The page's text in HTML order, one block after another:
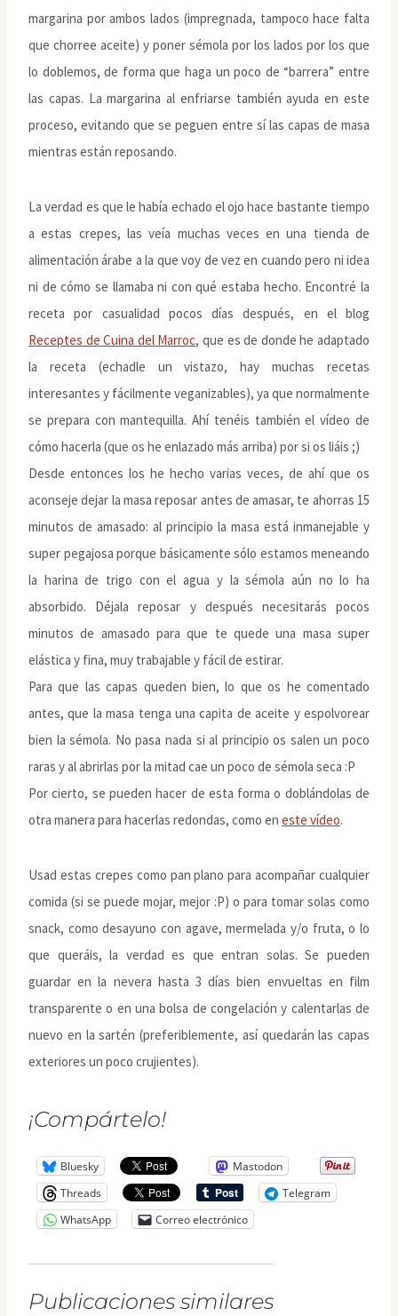
margarina por ambos lados (impregnada, tampoco hace falta
que chorree aceite) y poner sémola por los lados por los que
lo doblemos, de forma que haga un poco de “barrera” entre
las capas. La margarina al enfriarse también ayuda en este
proceso, evitando que se peguen entre sí las capas de masa
mientras están reposando.
La verdad es que le había echado el ojo hace bastante tiempo
a estas crepes, las veía muchas veces en una tienda de
alimentación árabe a la que voy de vez en cuando pero ni idea
ni de cómo se llamaba ni con qué estaba hecho. Encontré la
receta por casualidad pocos días después, en el blog
Receptes de Cuina del Marroc, que es de donde he adaptado
la receta (echadle un vistazo, hay muchas recetas
interesantes y fácilmente veganizables), ya que normalmente
se prepara con mantequilla. Ahí tenéis también el vídeo de
cómo hacerla (que os he enlazado más arriba) por si os liáis ;)
Desde entonces los he hecho varias veces, de ahí que os
aconseje dejar la masa reposar antes de amasar, te ahorras 15
minutos de amasado: al principio la masa está inmanejable y
super pegajosa porque básicamente sólo estamos meneando
la harina de trigo con el agua y la sémola aún no lo ha
absorbido. Déjala reposar y después necesitarás pocos
minutos de amasado para que te quede una masa super
elástica y fina, muy trabajable y fácil de estirar.
Para que las capas queden bien, lo que os he comentado
antes, que la masa tenga una capita de aceite y espolvorear
bien la sémola. No pasa nada si al principio os salen un poco
raras y al abrirlas por la mitad cae un poco de sémola seca :P
Por cierto, se pueden hacer de esta forma o doblándolas de
otra manera para hacerlas redondas, como en este vídeo.
Usad estas crepes como pan plano para acompañar cualquier
comida (si se puede mojar, mejor :P) o para tomar solas como
snack, como desayuno con agave, mermelada y/o fruta, o lo
que queráis, la verdad es que entran solas. Se pueden
guardar en la nevera hasta 3 días bien envueltas en film
transparente o en una bolsa de congelación y calentarlas de
nuevo en la sartén (preferiblemente, así quedarán las capas
exteriores un poco crujientes).
¡Compártelo!
Bluesky
Mastodon
Threads
Telegram
WhatsApp
Correo electrónico
Publicaciones similares